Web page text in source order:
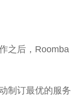
之后，Roomba
制订最优的服务